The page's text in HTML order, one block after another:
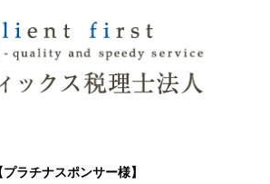
プラチナスポンサー様】